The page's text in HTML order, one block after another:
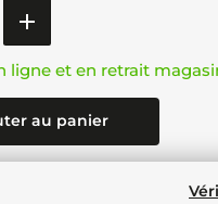
ligne et en retrait
au panier